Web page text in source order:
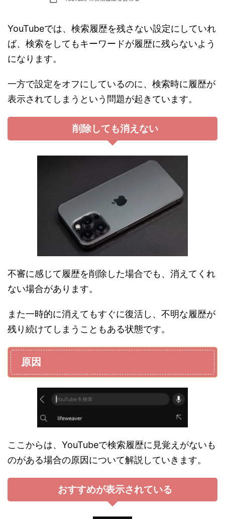
YouTubeでは、検索履歴を残さない設定にしていれ
ば、検索をしてもキーワードが履歴に残らないよう
になります。
一方で設定をオフにしているのに、検索時に履歴が
表示されてしまうという問題が起きています。
削除しても消えない
不審に感じて履歴を削除した場合でも、消えてくれ
ない場合があります。
また一時的に消えてもすぐに復活し、不明な履歴が
残り続けてしまうこともある状態です。
原因
ここからは、YouTubeで検索履歴に見覚えがないも
のがある場合の原因について解説していきます。
おすすめが表示されている